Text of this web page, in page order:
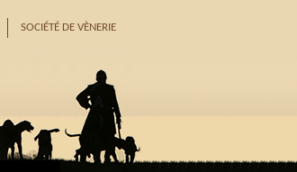
SOCIÉTÉ DE VÈNERIE